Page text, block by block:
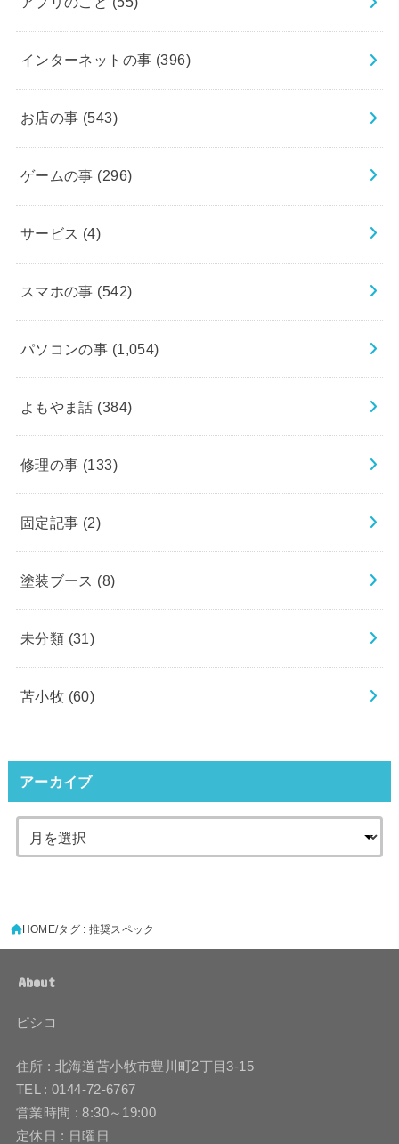
インターネットの事 (396)
お店の事 (543)
ゲームの事 (296)
サービス (4)
スマホの事 (542)
パソコンの事 (1,054)
よもやま話 (384)
修理の事 (133)
固定記事 (2)
塗装ブース (8)
未分類 (31)
苫小牧 (60)
アーカイブ
HOME タグ : 推奨スペック
About
ピシコ
住所 : 北海道苫小牧市豊川町2丁目3-15
TEL : 0144-72-6767
営業時間 : 8:30～19:00
定休日 : 日曜日